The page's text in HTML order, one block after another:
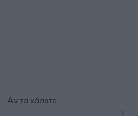
Αν τα χάσατε